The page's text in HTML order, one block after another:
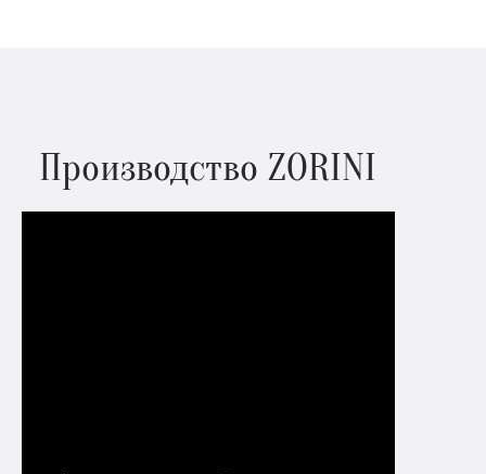
Производство ZORINI